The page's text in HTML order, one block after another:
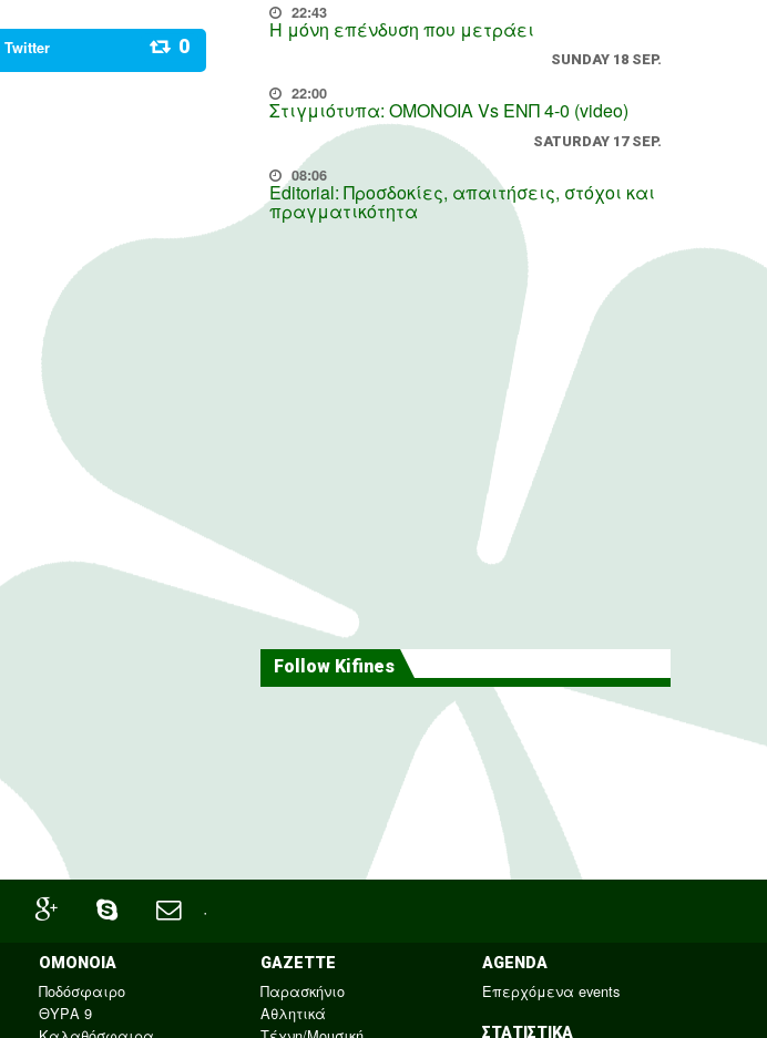
Twitter 0
22:43
Η μόνη επένδυση που μετράει
SUNDAY 18 SEP.
22:00
Στιγμιότυπα: ΟΜΟΝΟΙΑ Vs ΕΝΠ 4-0 (video)
SATURDAY 17 SEP.
08:06
Editorial: Προσδοκίες, απαιτήσεις, στόχοι και
πραγματικότητα
Follow Kifines
·
ΟΜΟΝΟΙΑ
Ποδόσφαιρο
ΘΥΡΑ 9
GAZETTE
Παρασκήνιο
Αθλητικά
AGENDA
Επερχόμενα events
ΣΤΑΤΙΣΤΙΚΑ